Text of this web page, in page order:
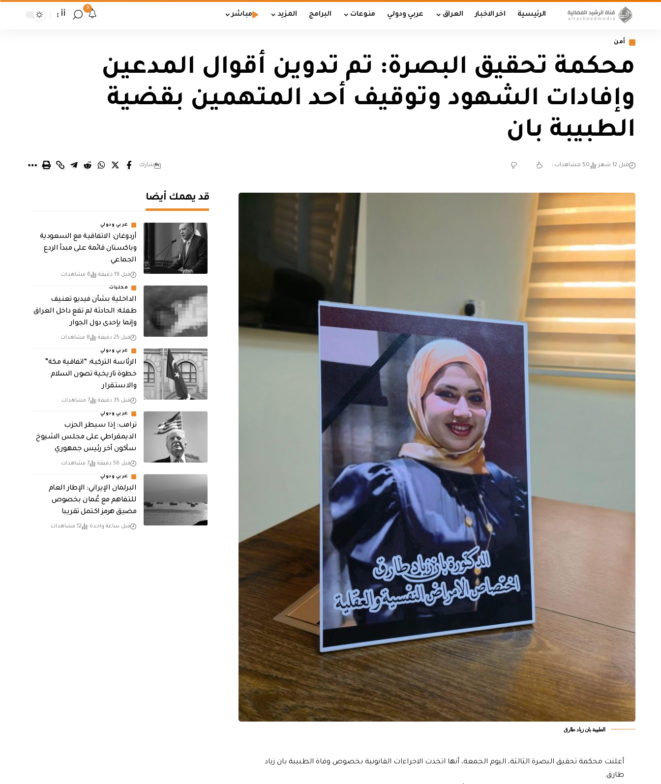
الرئيسية اخر الاخبار العراق عربي ودولي منوعات البرامج المزيد مباشر
9
أأ
أمن
محكمة تحقيق البصرة: تم تدوين أقوال المدعين
وإفادات الشهود وتوقيف أحد المتهمين بقضية
الطبيبة بان
قبل 12 شهر 50 مشاهدات شارك
الطبيبة بان زياد طارق
أعلنت محكمة تحقيق البصرة الثالثة، اليوم الجمعة، أنها اتخذت الاجراءات القانونية بخصوص وفاة الطبيبة بان زياد
طارق.
قد يهمك أيضا
عربي ودولي
أردوغان: الاتفاقية مع السعودية
وباكستان قائمة على مبدأ الردع
الجماعي
قبل 19 دقيقة 6 مشاهدات
محليات
الداخلية بشأن فيديو تعنيف
طفلة: الحادثة لم تقع داخل العراق
وإنما بإحدى دول الجوار
قبل 25 دقيقة 8 مشاهدات
عربي ودولي
الرئاسة التركية: “اتفاقية مكة”
خطوة تاريخية تصون السلام
والاستقرار
قبل 35 دقيقة 7 مشاهدات
عربي ودولي
ترامب: إذا سيطر الحزب
الديمقراطي على مجلس الشيوخ
سأكون آخر رئيس جمهوري
قبل 56 دقيقة 7 مشاهدات
عربي ودولي
البرلمان الإيراني: الإطار العام
للتفاهم مع عُمان بخصوص
مضيق هرمز اكتمل تقريبا
قبل ساعة واحدة 12 مشاهدات